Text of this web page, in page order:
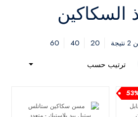
20
40
60
ترتيب حسب